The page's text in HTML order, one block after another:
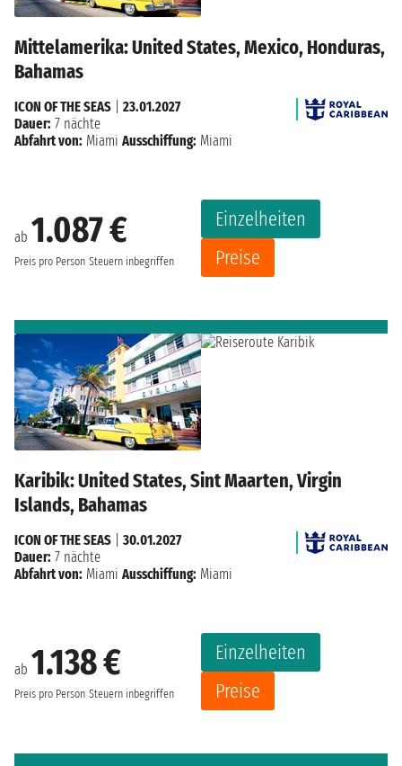
Mittelamerika: United States, Mexico, Honduras,
Bahamas
ab 1.087 €
Preis pro Person Steuern inbegriffen
Einzelheiten
Preise
ICON OF THE SEAS
23.01.2027
Dauer: 7 nächte
Abfahrt von: Miami Ausschiffung: Miami
Karibik: United States, Sint Maarten, Virgin
Islands, Bahamas
ab 1.138 €
Preis pro Person Steuern inbegriffen
Einzelheiten
Preise
ICON OF THE SEAS
30.01.2027
Dauer: 7 nächte
Abfahrt von: Miami Ausschiffung: Miami